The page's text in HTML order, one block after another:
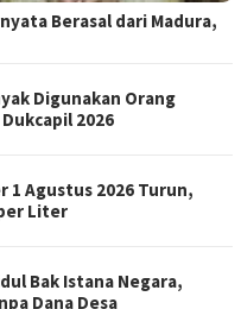
Berasal dari Madura,
Digunakan Orang
2026
1 Agustus 2026 Turun,
Liter
Bak Istana Negara,
Dana Desa